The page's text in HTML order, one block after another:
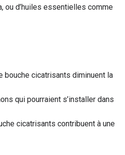
ou d’huiles essentielles comme
bouche cicatrisants diminuent la
qui pourraient s’installer dans
cicatrisants contribuent à une